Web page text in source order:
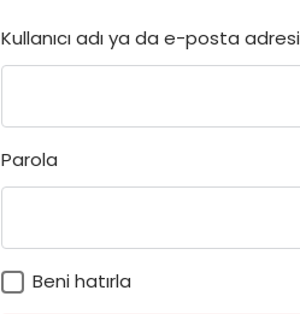
Kullanıcı adı ya da e-posta adresi
Parola
Beni hatırla